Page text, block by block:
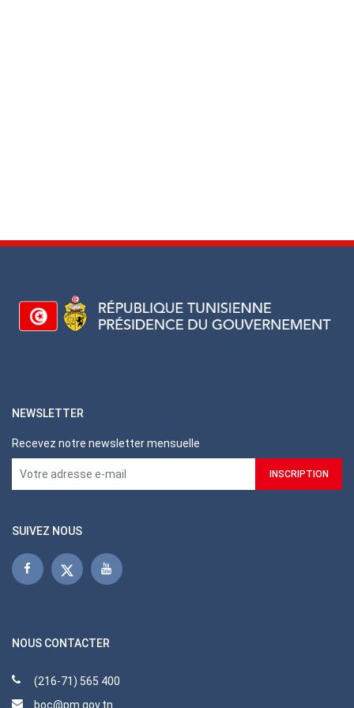
NEWSLETTER
Recevez notre newsletter mensuelle
SUIVEZ NOUS
NOUS CONTACTER
(216-71) 565 400
boc@pm.gov.tn